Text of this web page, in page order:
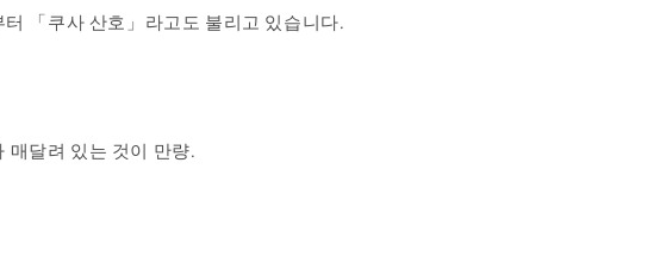
「쿠사 산호」라고도 불리고 있습니다.
매달려 있는 것이 만량.